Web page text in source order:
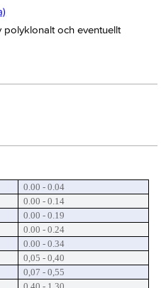
polyklonalt och eventuellt
0.00 - 0.04
0.00 - 0.14
0.00 - 0.19
0.00 - 0.24
0.00 - 0.34
0,05 - 0,40
0,07 - 0,55